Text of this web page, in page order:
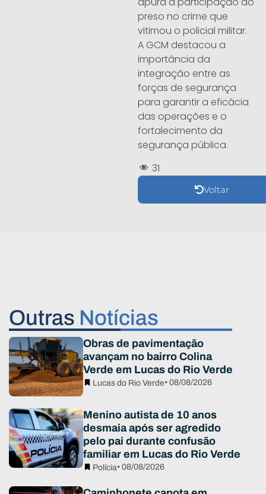
preso no crime que
vitimou o policial militar.
A GCM destacou a
importância da
integração entre as
forças de segurança
para garantir a eficácia
das operações e o
fortalecimento da
segurança pública.
31
Voltar
Outras Notícias
Obras de pavimentação
avançam no bairro Colina
Verde em Lucas do Rio Verde
Lucas do Rio Verde• 08/08/2026
Menino autista de 10 anos
desmaia após ser agredido
pelo pai durante confusão
familiar em Lucas do Rio Verde
Polícia• 08/08/2026